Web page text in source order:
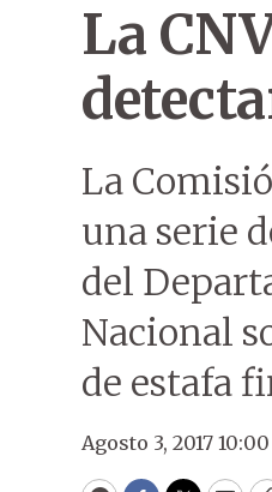
La
La
una serie
del
Nacional
de estafa
Agosto 3, 2017